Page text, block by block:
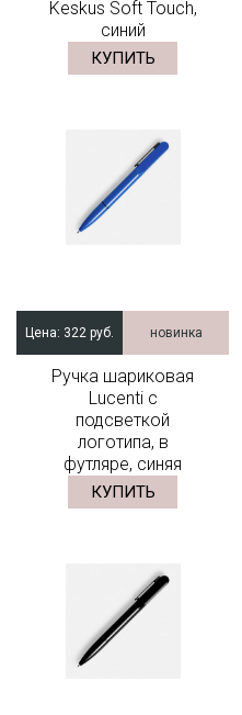
Keskus Soft Touch,
синий
КУПИТЬ
Цена: 322 руб. новинка
Ручка шариковая
Lucenti с
подсветкой
логотипа, в
футляре, синяя
КУПИТЬ